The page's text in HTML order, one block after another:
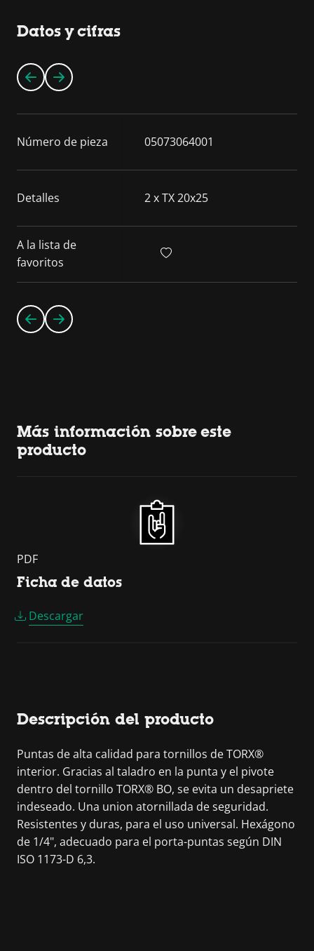
Datos y cifras
Número de pieza 05073064001
Detalles 2 x TX 20x25
A la lista de
favoritos
Más información sobre este
producto
PDF
Ficha de datos
Descargar
Descripción del producto
Puntas de alta calidad para tornillos de TORX®
interior. Gracias al taladro en la punta y el pivote
dentro del tornillo TORX® BO, se evita un desapriete
indeseado. Una union atornillada de seguridad.
Resistentes y duras, para el uso universal. Hexágono
de 1/4", adecuado para el porta-puntas según DIN
ISO 1173-D 6,3.